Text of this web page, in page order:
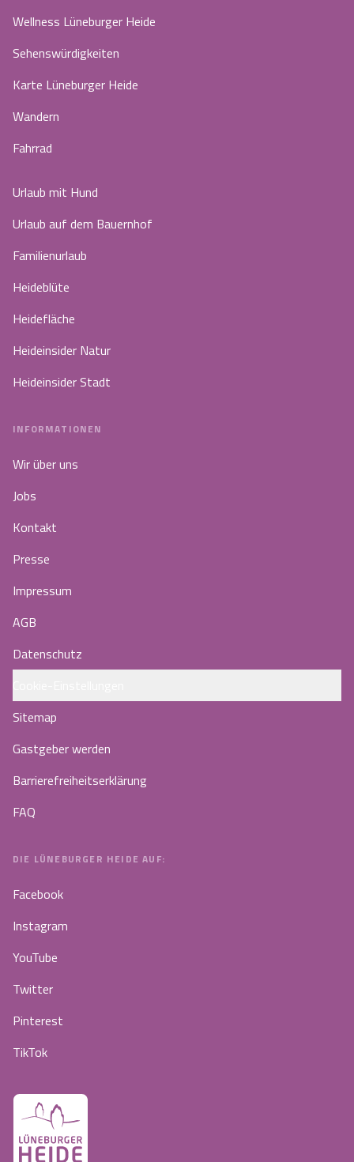
Wellness Lüneburger Heide
Sehenswürdigkeiten
Karte Lüneburger Heide
Wandern
Fahrrad
Urlaub mit Hund
Urlaub auf dem Bauernhof
Familienurlaub
Heideblüte
Heidefläche
Heideinsider Natur
Heideinsider Stadt
INFORMATIONEN
Wir über uns
Jobs
Kontakt
Presse
Impressum
AGB
Datenschutz
Sitemap
Gastgeber werden
Barrierefreiheitserklärung
FAQ
DIE LÜNEBURGER HEIDE AUF:
Facebook
Instagram
YouTube
Twitter
Pinterest
TikTok